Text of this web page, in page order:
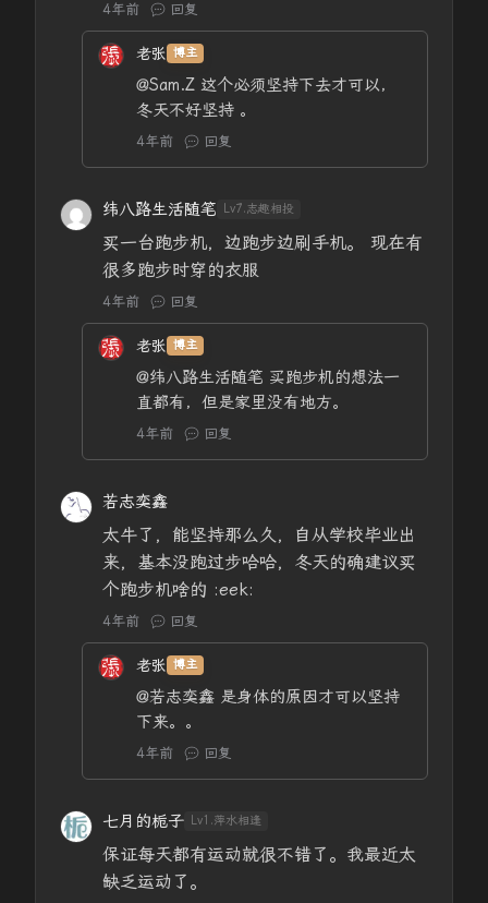
4年前 回复
老张 博主
@Sam.Z 这个必须坚持下去才可以，
冬天不好坚持 。
4年前 回复
纬八路生活随笔 Lv7.志趣相投
买一台跑步机，边跑步边刷手机。 现在有
很多跑步时穿的衣服
4年前 回复
老张 博主
@纬八路生活随笔 买跑步机的想法一
直都有，但是家里没有地方。
4年前 回复
若志奕鑫
太牛了，能坚持那么久，自从学校毕业出
来，基本没跑过步哈哈，冬天的确建议买
个跑步机啥的 :eek:
4年前 回复
老张 博主
@若志奕鑫 是身体的原因才可以坚持
下来。。
4年前 回复
七月的栀子 Lv1.萍水相逢
保证每天都有运动就很不错了。我最近太
缺乏运动了。